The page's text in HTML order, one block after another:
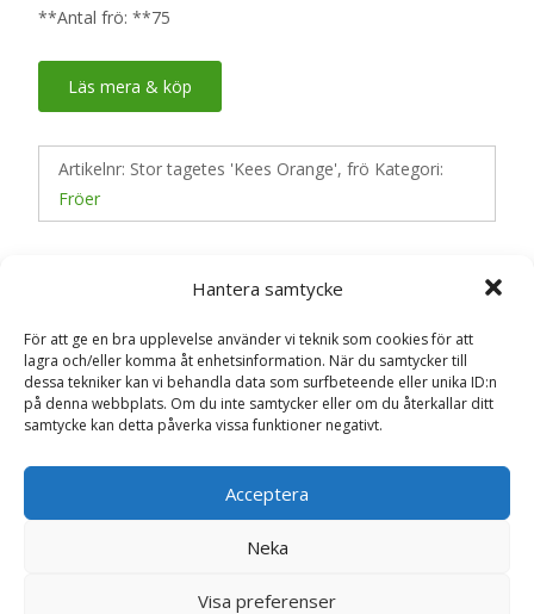
Hantera samtycke
För att ge en bra upplevelse använder vi teknik som cookies för att
lagra och/eller komma åt enhetsinformation. När du samtycker till
dessa tekniker kan vi behandla data som surfbeteende eller unika ID:n
på denna webbplats. Om du inte samtycker eller om du återkallar ditt
samtycke kan detta påverka vissa funktioner negativt.
Acceptera
Neka
Visa preferenser
**Antal frö: **75
Läs mera & köp
Artikelnr: Stor tagetes 'Kees Orange', frö Kategori:
Fröer
Recensioner (0)
Recensioner
Bli först med att recensera ”Stor tagetes
‘Kees Orange’, frö – Fröer”
Din e-postadress kommer inte publiceras.